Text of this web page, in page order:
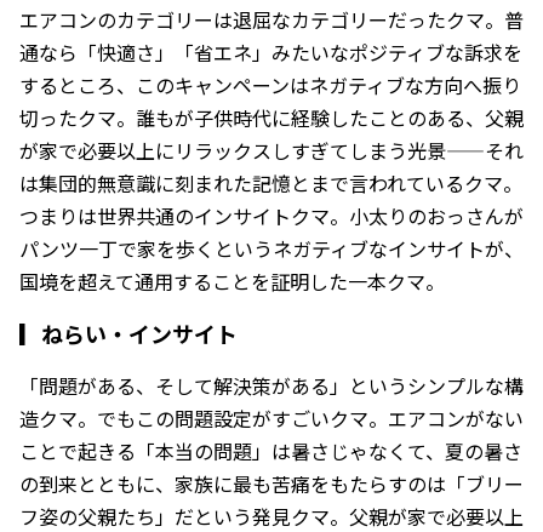
エアコンのカテゴリーは退屈なカテゴリーだったクマ。普
通なら「快適さ」「省エネ」みたいなポジティブな訴求を
するところ、このキャンペーンはネガティブな方向へ振り
切ったクマ。誰もが子供時代に経験したことのある、父親
が家で必要以上にリラックスしすぎてしまう光景——それ
は集団的無意識に刻まれた記憶とまで言われているクマ。
つまりは世界共通のインサイトクマ。小太りのおっさんが
パンツ一丁で家を歩くというネガティブなインサイトが、
国境を超えて通用することを証明した一本クマ。
▎ ねらい・インサイト
「問題がある、そして解決策がある」というシンプルな構
造クマ。でもこの問題設定がすごいクマ。エアコンがない
ことで起きる「本当の問題」は暑さじゃなくて、夏の暑さ
の到来とともに、家族に最も苦痛をもたらすのは「ブリー
フ姿の父親たち」だという発見クマ。父親が家で必要以上